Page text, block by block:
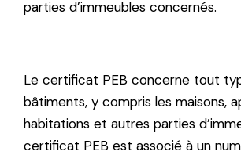
parties d’immeubles concernés.
Le certificat PEB concerne tout
bâtiments, y compris les maisons,
habitations et autres parties
certificat PEB est associé à un